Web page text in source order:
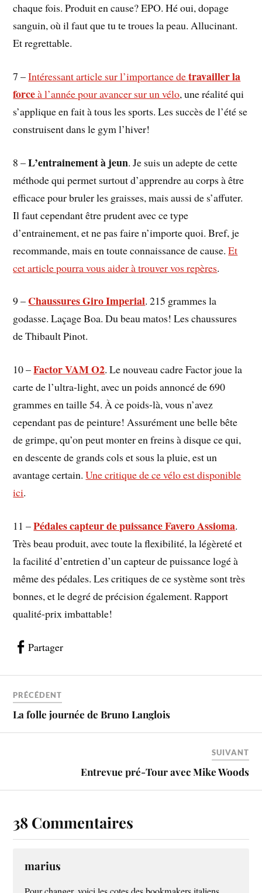
chaque fois. Produit en cause? EPO. Hé oui, dopage
sanguin, où il faut que tu te troues la peau. Allucinant.
Et regrettable.
7 –Intéressant article sur l’importance detravailler la
forceà l’année pour avancer sur un vélo, une réalité qui
s’applique en fait à tous les sports. Les succès de l’été se
construisent dans le gym l’hiver!
8 –L’entrainement à jeun. Je suis un adepte de cette
méthode qui permet surtout d’apprendre au corps à être
efficace pour bruler les graisses, mais aussi de s’affuter.
Il faut cependant être prudent avec ce type
d’entrainement, et ne pas faire n’importe quoi. Bref, je
recommande, mais en toute connaissance de cause.Et
cet article pourra vous aider à trouver vos repères.
9 – Chaussures Giro Imperial. 215 grammes la
godasse. Laçage Boa. Du beau matos! Les chaussures
de Thibault Pinot.
10 –Factor VAM O2. Le nouveau cadre Factor joue la
carte de l’ultra-light, avec un poids annoncé de 690
grammes en taille 54. À ce poids-là, vous n’avez
cependant pas de peinture! Assurément une belle bête
de grimpe, qu’on peut monter en freins à disque ce qui,
en descente de grands cols et sous la pluie, est un
avantage certain.Une critique de ce vélo est disponible
ici.
11 –Pédales capteur de puissance Favero Assioma.
Très beau produit, avec toute la flexibilité, la légèreté et
la facilité d’entretien d’un capteur de puissance logé à
même des pédales. Les critiques de ce système sont très
bonnes, et le degré de précision également. Rapport
qualité-prix imbattable!
Partager
PRÉCÉDENT
La folle journée de Bruno Langlois
SUIVANT
Entrevue pré-Tour avec Mike Woods
38 Commentaires
marius